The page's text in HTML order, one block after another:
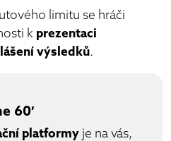
limitu se hráči
k prezentaci
výsledků.
60′
platformy je na vás,